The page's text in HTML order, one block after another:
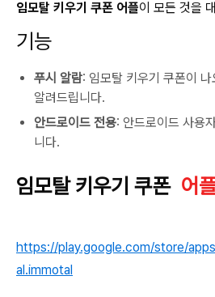
임모탈 키우기 쿠폰 어플이 모든 것을
기능
푸시 알람: 임모탈 키우기 쿠폰이 나
알려드립니다.
안드로이드 전용: 안드로이드 사용
니다.
임모탈 키우기 쿠폰 어
https://play.google.com/store/
al.immotal